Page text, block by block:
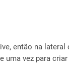
então na
uma vez para